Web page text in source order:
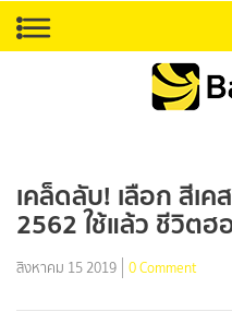
เคล็ดลับ! เลือก สีเ
2562 ใช้แล้ว ชีวิตฮ
สิงหาคม 15 2019 0 Comment